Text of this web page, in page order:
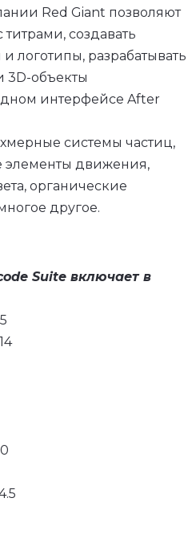
Red Giant позволяют
создавать
разрабатывать
3D-объекты
интерфейсе After
системы частиц,
элементы движения,
органические
другое.
Suite включает в